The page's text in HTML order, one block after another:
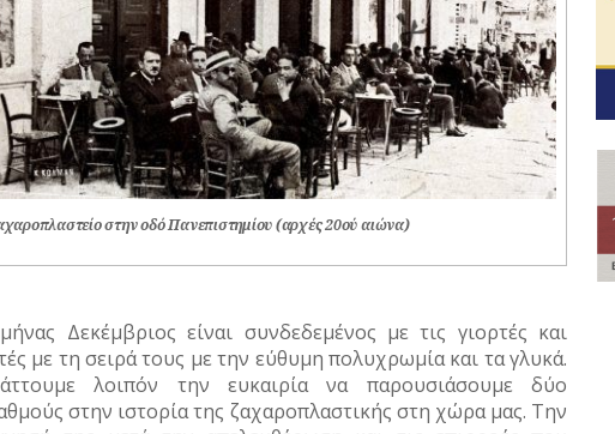
στην οδό Πανεπιστημίου (αρχές 20ού αιώνα)
Δεκέμβριος είναι συνδεδεμένος με τις γιορτές και
με τη σειρά τους με την εύθυμη πολυχρωμία και τα γλυκά.
λοιπόν την ευκαιρία να παρουσιάσουμε δύο
στην ιστορία της ζαχαροπλαστικής στη χώρα μας. Την